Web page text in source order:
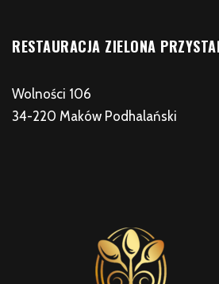
RESTAURACJA ZIELONA
Wolności 106
34-220 Maków Podhalański